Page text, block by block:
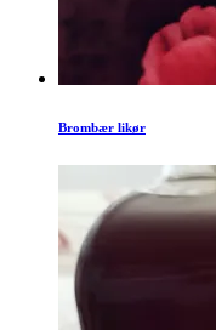
Brombær likør